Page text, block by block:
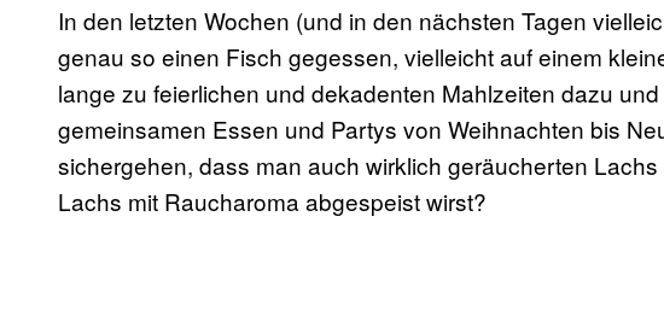
In den letzten Wochen (und in den nächsten Tagen
genau so einen Fisch gegessen, vielleicht auf einem
lange zu feierlichen und dekadenten Mahlzeiten dazu
gemeinsamen Essen und Partys von Weihnachten bis
sichergehen, dass man auch wirklich geräucherten
Lachs mit Raucharoma abgespeist wirst?